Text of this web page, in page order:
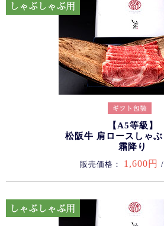
【A5等級】
松阪牛 肩ロースしゃぶ
霜降り
販売価格： 1,600円